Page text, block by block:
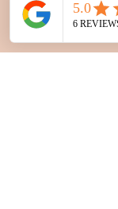
המידע)
עומדות